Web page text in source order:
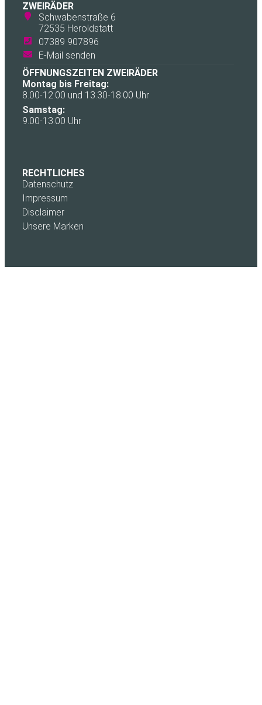
ZWEIRÄDER
Schwabenstraße 6
72535 Heroldstatt
07389 907896
E-Mail senden
ÖFFNUNGSZEITEN ZWEIRÄDER
Montag bis Freitag:
8.00-12.00 und 13.30-18.00 Uhr
Samstag:
9.00-13.00 Uhr
RECHTLICHES
Datenschutz
Impressum
Disclaimer
Unsere Marken